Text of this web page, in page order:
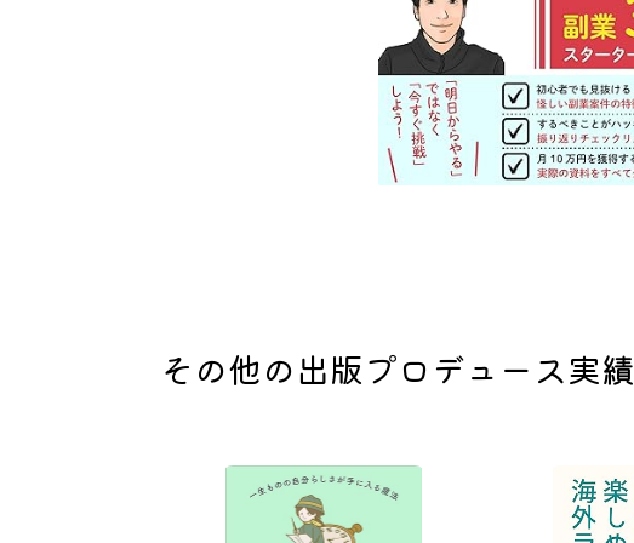
その他の出版プロデュース実績